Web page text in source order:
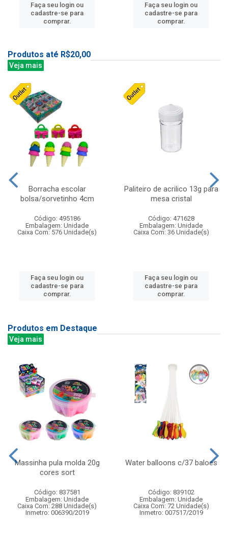
Faça seu login ou
cadastre-se para
comprar.
Faça seu login ou
cadastre-se para
comprar.
Produtos até R$20,00
Veja mais
Borracha escolar
bolsa/sorvetinho 4cm
Código: 495186
Embalagem: Unidade
Caixa Com: 576 Unidade(s)
Faça seu login ou
cadastre-se para
comprar.
Paliteiro de acrilico 13g para
mesa cristal
Código: 471628
Embalagem: Unidade
Caixa Com: 36 Unidade(s)
Faça seu login ou
cadastre-se para
comprar.
Produtos em Destaque
Veja mais
Massinha pula molda 20g
cores sort
Código: 837581
Embalagem: Unidade
Caixa Com: 288 Unidade(s)
Inmetro: 006390/2019
Water balloons c/37 baloes
Código: 839102
Embalagem: Unidade
Caixa Com: 72 Unidade(s)
Inmetro: 007517/2019